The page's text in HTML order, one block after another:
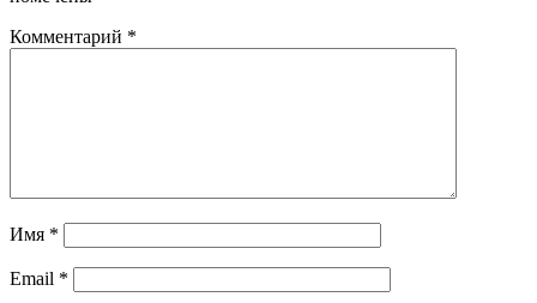
Комментарий *
Имя *
Email *